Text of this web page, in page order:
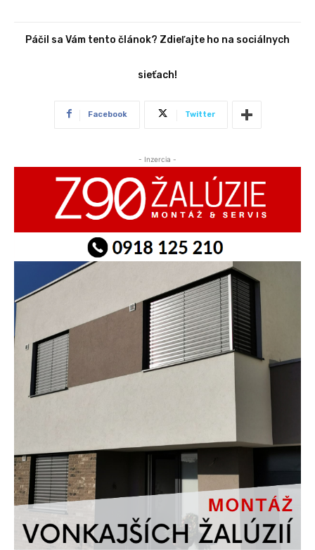
Páčil sa Vám tento článok? Zdieľajte ho na sociálnych
sieťach!
Facebook Twitter
- Inzercia -